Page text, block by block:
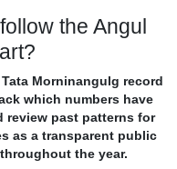
the Angul
Morninangulg record
which numbers have
review past patterns for
as a transparent public
the year.